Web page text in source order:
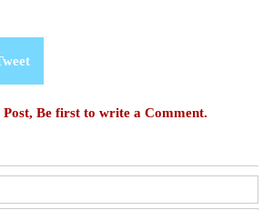
Be first to write a Comment.